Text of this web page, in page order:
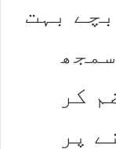
بہت
کر
پر